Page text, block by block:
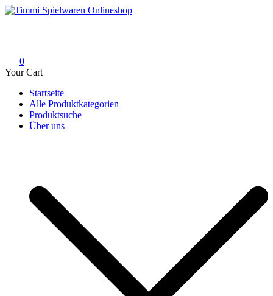
Skip
0
Your Cart
Startseite
Alle Produktkategorien
Produktsuche
Über uns